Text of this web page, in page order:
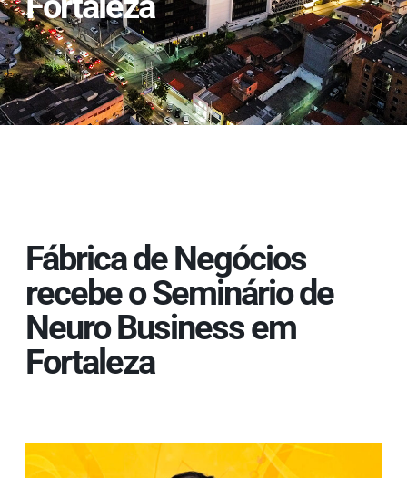
Fábrica de Negócios
recebe o Seminário de
Neuro Business em
Fortaleza